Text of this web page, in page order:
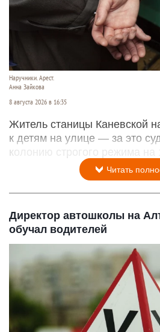
Наручники. Арест.
Анна Зайкова
8 августа 2026 в 16:35
Житель станицы Каневской
к детям на улице — за это
колонию строгого режима на
Читать
Директор автошколы на
обучал водителей